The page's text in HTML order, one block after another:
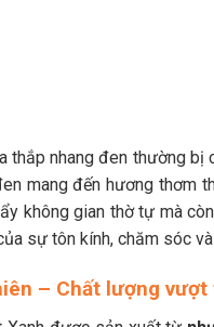
thắp nhang đen thường
mang đến hương thơm
không gian thờ tự mà
sự tôn kính, chăm sóc
– Chất lượng vượt